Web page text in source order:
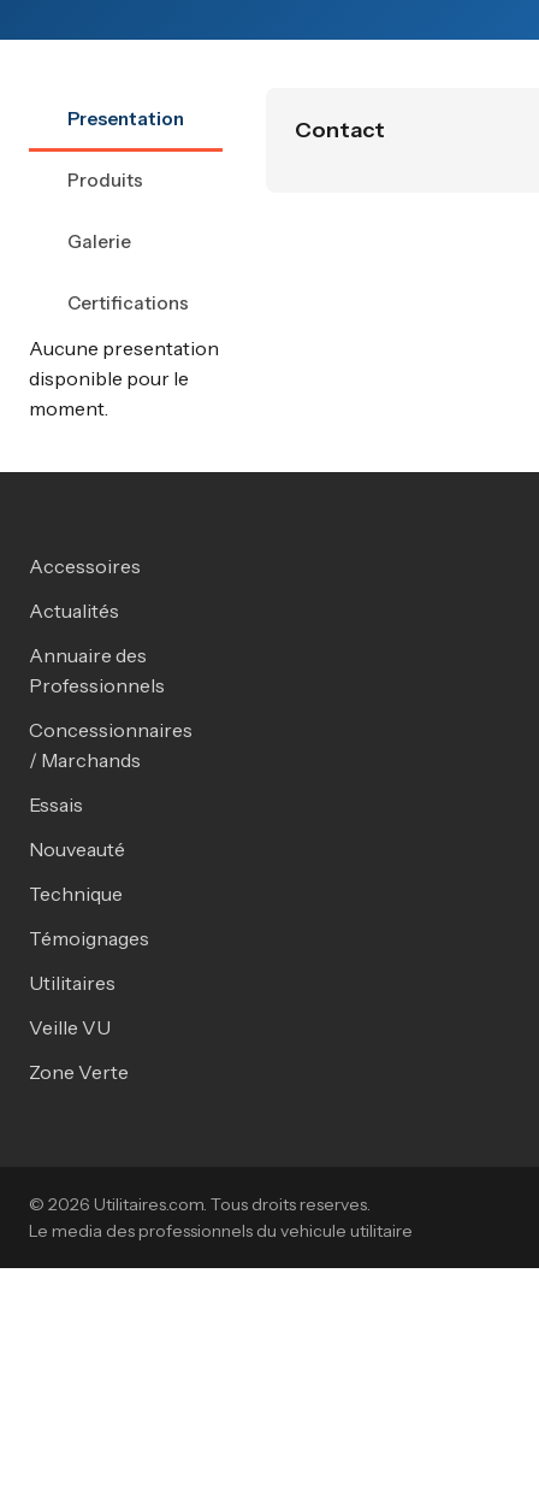
Presentation
Produits
Galerie
Certifications
Aucune presentation
disponible pour le
moment.
Contact
Accessoires
Actualités
Annuaire des
Professionnels
Concessionnaires
/ Marchands
Essais
Nouveauté
Technique
Témoignages
Utilitaires
Veille VU
Zone Verte
© 2026 Utilitaires.com. Tous droits reserves.
Le media des professionnels du vehicule utilitaire